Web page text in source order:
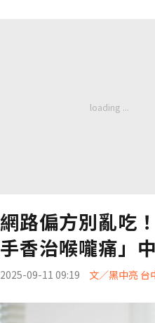
網路偏方別亂吃
手香治喉嚨痛」
2025-09-11 09:19 文／黑中亮 台